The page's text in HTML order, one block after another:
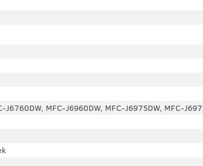
J6760DW, MFC-J6960DW, MFC-J6975DW, MFC-